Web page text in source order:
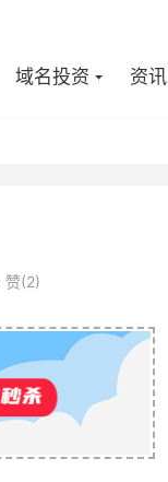
域名投资 资讯
赞(2)